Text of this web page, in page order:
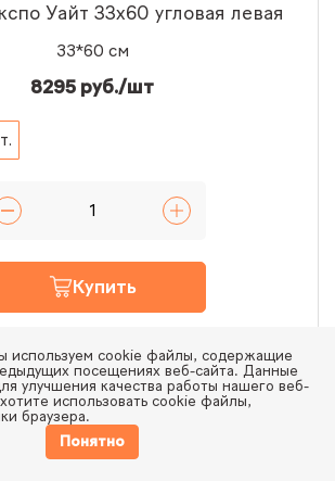
Уайт 33x60 угловая левая
33*60 см
8295 руб./шт
Купить
№ 620070002296
используем cookie файлы, содержащие
посещениях веб-сайта. Данные
улучшения качества работы нашего веб-
использовать cookie файлы,
браузера.
Понятно